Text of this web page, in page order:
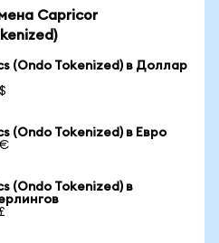
Capricor
(Ondo Tokenized) в Доллар
(Ondo Tokenized) в Евро
(Ondo Tokenized) в